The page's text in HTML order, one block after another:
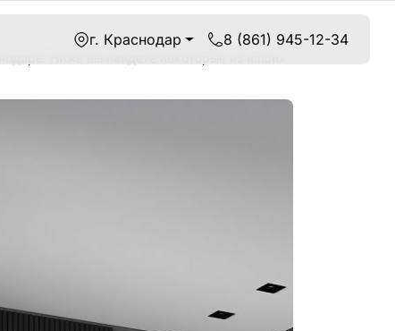
г. Краснодар 8 (861) 945-12-34